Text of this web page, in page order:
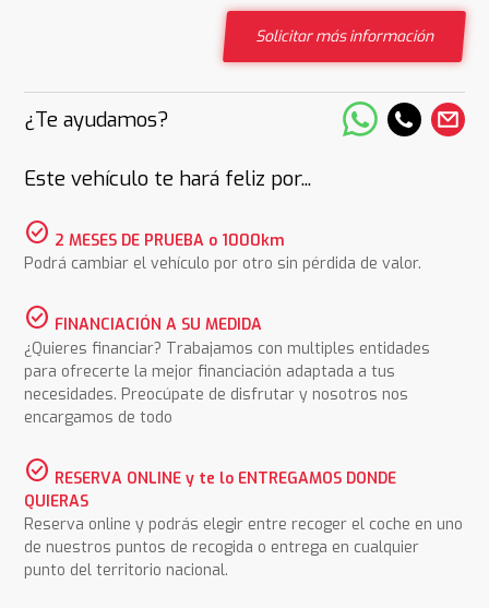
Solicitar más información
¿Te ayudamos?
Este vehículo te hará feliz por...
check_circle 2 MESES DE PRUEBA o 1000km
Podrá cambiar el vehículo por otro sin pérdida de valor.
check_circle FINANCIACIÓN A SU MEDIDA
¿Quieres financiar? Trabajamos con multiples entidades
para ofrecerte la mejor financiación adaptada a tus
necesidades. Preocúpate de disfrutar y nosotros nos
encargamos de todo
check_circle RESERVA ONLINE y te lo ENTREGAMOS DONDE
QUIERAS
Reserva online y podrás elegir entre recoger el coche en uno
de nuestros puntos de recogida o entrega en cualquier
punto del territorio nacional.